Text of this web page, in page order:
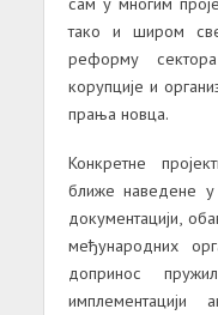
тако и широм
реформу
корупције и
прања новца.
Конкретне
ближе наведене у
документацији,
међународних
допринос
имплементацији